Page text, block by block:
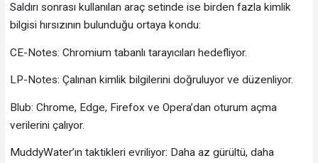
Saldırı sonrası kullanılan araç setinde ise birden fazla kimlik
bilgisi hırsızının bulunduğu ortaya kondu:
CE-Notes: Chromium tabanlı tarayıcıları hedefliyor.
LP-Notes: Çalınan kimlik bilgilerini doğruluyor ve düzenliyor.
Blub: Chrome, Edge, Firefox ve Opera’dan oturum açma
verilerini çalıyor.
MuddyWater’ın taktikleri evriliyor: Daha az gürültü, daha